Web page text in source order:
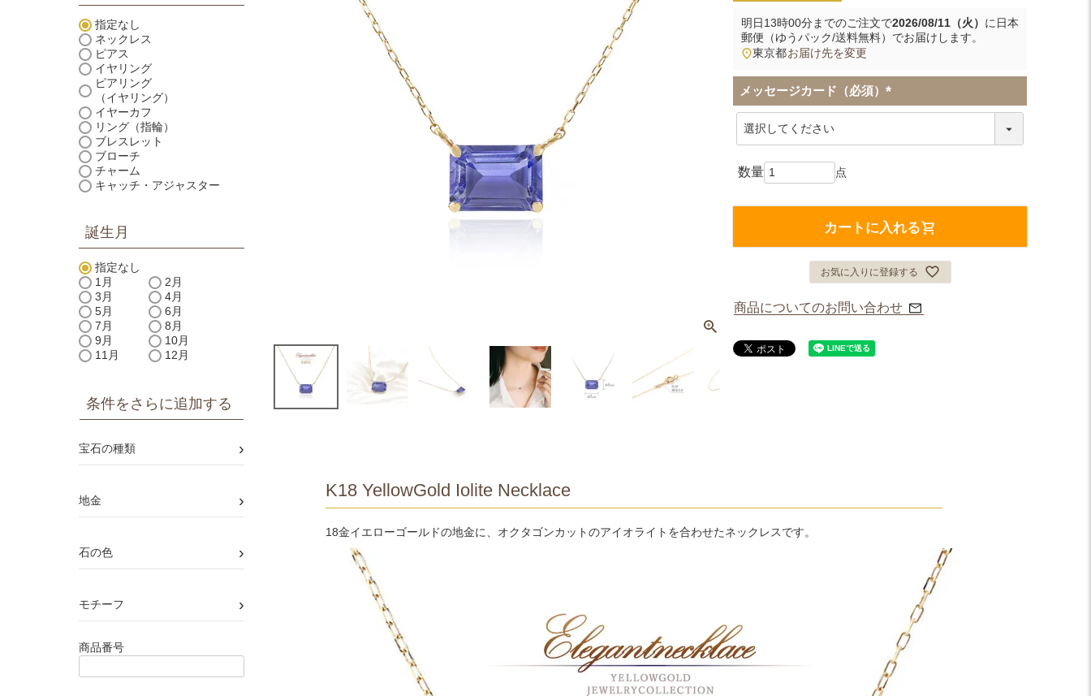
指定なし
ネックレス
ピアス
イヤリング
ピアリング
（イヤリング）
イヤーカフ
リング（指輪）
ブレスレット
ブローチ
チャーム
キャッチ・アジャスター
誕生月
指定なし
1月
2月
3月
4月
5月
6月
7月
8月
9月
10月
11月
12月
条件をさらに追加する
宝石の種類 ›
地金 ›
石の色 ›
モチーフ ›
商品番号
明日13時00分までのご注文で2026/08/11（火） に 日本
郵便（ゆうパック/送料無料） でお届けします。
東京都お届け先を変更
メッセージカード（必須）
(
カートに入れる
お気に入りに登録する
商品についてのお問い合わせ
K18 YellowGold Iolite Necklace
18金イエローゴールドの地金に、オクタゴンカットのアイオライトを合わせたネックレスです。